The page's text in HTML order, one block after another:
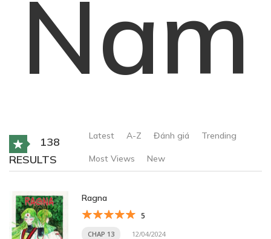
Nam
138
RESULTS
Latest A-Z Đánh giá Trending
Most Views New
Ragna
5
CHAP 13 12/04/2024